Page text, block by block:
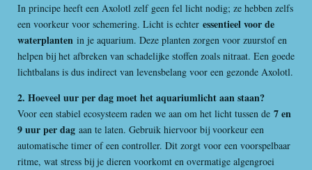
In principe heeft een Axolotl zelf geen fel licht nodig; ze hebben zelfs
een voorkeur voor schemering. Licht is echter essentieel voor de
waterplanten in je aquarium. Deze planten zorgen voor zuurstof en
helpen bij het afbreken van schadelijke stoffen zoals nitraat. Een goede
lichtbalans is dus indirect van levensbelang voor een gezonde Axolotl.
2. Hoeveel uur per dag moet het aquariumlicht aan staan?
Voor een stabiel ecosysteem raden we aan om het licht tussen de 7 en
9 uur per dag aan te laten. Gebruik hiervoor bij voorkeur een
automatische timer of een controller. Dit zorgt voor een voorspelbaar
ritme, wat stress bij je dieren voorkomt en overmatige algengroei